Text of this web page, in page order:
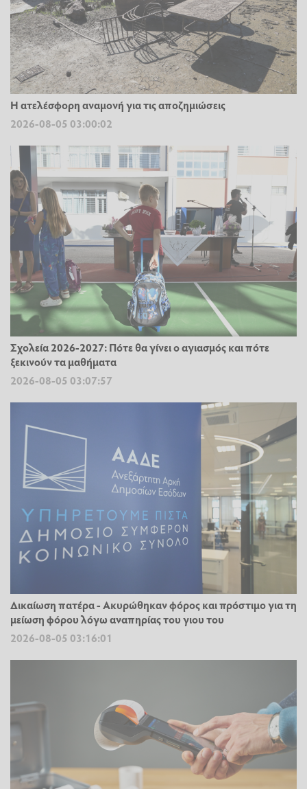
Η ατελέσφορη αναμονή για τις αποζημιώσεις
2026-08-05 03:00:02
Σχολεία 2026-2027: Πότε θα γίνει ο αγιασμός και πότε
ξεκινούν τα μαθήματα
2026-08-05 03:07:57
Δικαίωση πατέρα - Ακυρώθηκαν φόρος και πρόστιμο για τη
μείωση φόρου λόγω αναπηρίας του γιου του
2026-08-05 03:16:01